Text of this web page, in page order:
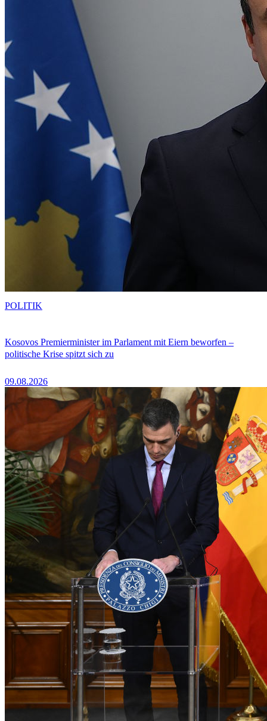
Kosovos Premierminister im Parlament mit Eiern beworfen –
politische Krise spitzt sich zu
09.08.2026
POLITIK